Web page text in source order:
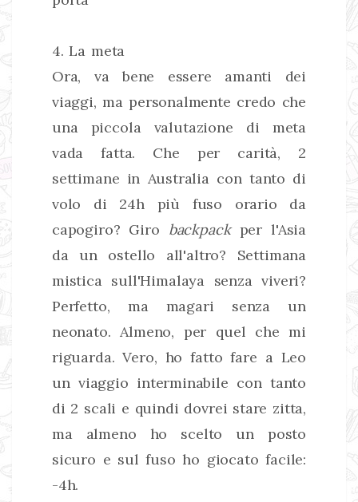
4. La meta
Ora, va bene essere amanti dei
viaggi, ma personalmente credo che
una piccola valutazione di meta
vada fatta. Che per carità, 2
settimane in Australia con tanto di
volo di 24h più fuso orario da
capogiro? Giro backpack per l'Asia
da un ostello all'altro? Settimana
mistica sull'Himalaya senza viveri?
Perfetto, ma magari senza un
neonato. Almeno, per quel che mi
riguarda. Vero, ho fatto fare a Leo
un viaggio interminabile con tanto
di 2 scali e quindi dovrei stare zitta,
ma almeno ho scelto un posto
sicuro e sul fuso ho giocato facile:
-4h.